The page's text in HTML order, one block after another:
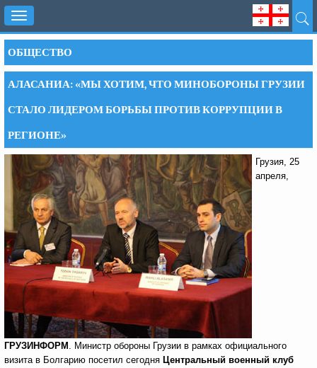
Toggle
navigation
ОБЩЕСТВО
АЛАСАНИА: «МЫ ХОТИМ, ЧТО МИНОБОРОНЫ ГРУЗИИ
СТАЛО ЛИДЕРОМ БОРЬБЫ ПРОТИВ КОРРУПЦИИ В
РЕГИОНЕ»
Грузия, 25
апреля,
ГРУЗИНФОРМ . Министр обороны Грузии в рамках официального
визита в Болгарию посетил сегодня Центральный военный клуб